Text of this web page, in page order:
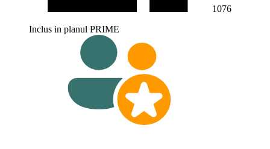
1076
Inclus in planul PRIME